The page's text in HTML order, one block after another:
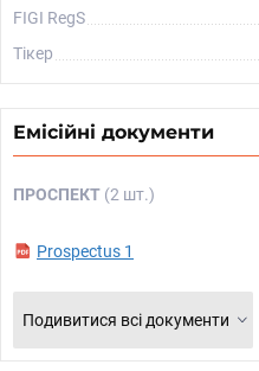
FIGI RegS
Тікер
Емісійні документи
ПРОСПЕКТ (2 шт.)
Prospectus 1
Подивитися всі документи